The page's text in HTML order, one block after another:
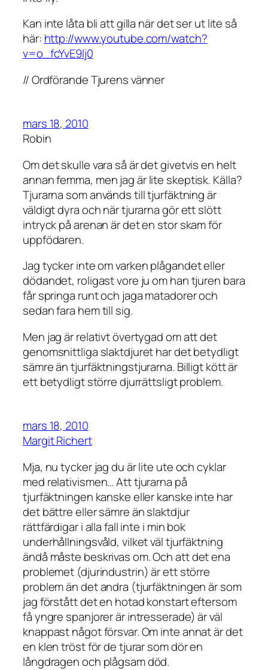
Kan inte låta bli att gilla när det ser ut lite så
här: http://www.youtube.com/watch?
v=o_fcYvE9lj0
// Ordförande Tjurens vänner
mars 18, 2010
Robin
Om det skulle vara så är det givetvis en helt
annan femma, men jag är lite skeptisk. Källa?
Tjurarna som används till tjurfäktning är
väldigt dyra och när tjurarna gör ett slött
intryck på arenan är det en stor skam för
uppfödaren.
Jag tycker inte om varken plågandet eller
dödandet, roligast vore ju om han tjuren bara
får springa runt och jaga matadorer och
sedan fara hem till sig.
Men jag är relativt övertygad om att det
genomsnittliga slaktdjuret har det betydligt
sämre än tjurfäktningstjurarna. Billigt kött är
ett betydligt större djurrättsligt problem.
mars 18, 2010
Margit Richert
Mja, nu tycker jag du är lite ute och cyklar
med relativismen… Att tjurarna på
tjurfäktningen kanske eller kanske inte har
det bättre eller sämre än slaktdjur
rättfärdigar i alla fall inte i min bok
underhållningsvåld, vilket väl tjurfäktning
ändå måste beskrivas om. Och att det ena
problemet (djurindustrin) är ett större
problem än det andra (tjurfäktningen är som
jag förstått det en hotad konstart eftersom
få yngre spanjorer är intresserade) är väl
knappast något försvar. Om inte annat är det
en klen tröst för de tjurar som dör en
långdragen och plågsam död.